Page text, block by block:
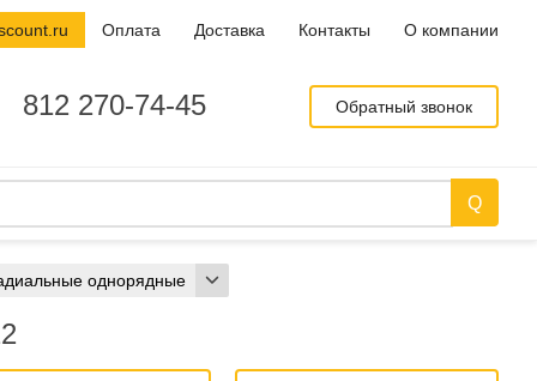
однорядные
812 270-74-45 Обратный звонок
Оплата Доставка Контакты О компании